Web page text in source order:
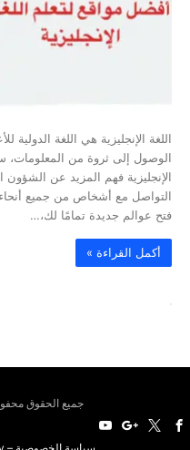
اللغة الإنجليزية هي اللغة الدولية
الوصول إلى ثروة من المعلومات،
الإنجليزية فهم المزيد عن
التواصل مع أشخاص من جميع أنحاء
فتح عوالم جديدة تمامًا لك،…
‫أكمل القراءة »‬
جميع الحقوق